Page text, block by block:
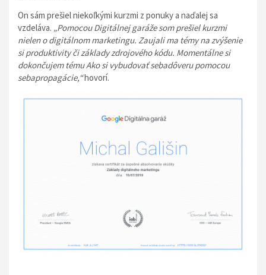
On sám prešiel niekoľkými kurzmi z ponuky a naďalej sa
vzdeláva. „Pomocou Digitálnej garáže som prešiel kurzmi
nielen o digitálnom marketingu. Zaujali ma témy na zvýšenie
si produktivity či základy zdrojového kódu. Momentálne si
dokončujem tému Ako si vybudovať sebadôveru pomocou
sebapropagácie,“hovorí.